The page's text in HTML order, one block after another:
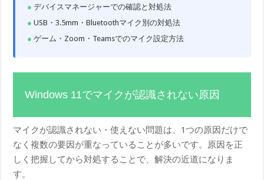
デバイスマネージャーでの確認と対処法
USB・3.5mm・Bluetoothマイク別の対処法
ゲーム・Zoom・Teamsでのマイク設定方法
Windows 11でマイクが認識されない原因
マイクが認識されない・使えない問題は、1つの原因だけで
なく複数の要因が重なっていることが多いです。原因を正
しく把握してから対処することで、解決の近道になりま
す。